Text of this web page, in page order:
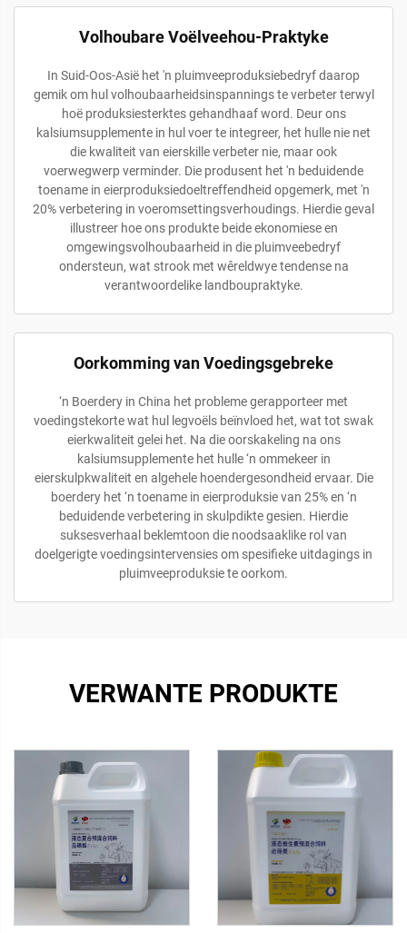
Volhoubare Voëlveehou-Praktyke
In Suid-Oos-Asië het 'n pluimveeproduksiebedryf daarop
gemik om hul volhoubaarheidsinspannings te verbeter terwyl
hoë produksiesterktes gehandhaaf word. Deur ons
kalsiumsupplemente in hul voer te integreer, het hulle nie net
die kwaliteit van eierskille verbeter nie, maar ook
voerwegwerp verminder. Die produsent het 'n beduidende
toename in eierproduksiedoeltreffendheid opgemerk, met 'n
20% verbetering in voeromsettingsverhoudings. Hierdie geval
illustreer hoe ons produkte beide ekonomiese en
omgewingsvolhoubaarheid in die pluimveebedryf
ondersteun, wat strook met wêreldwye tendense na
verantwoordelike landboupraktyke.
Oorkomming van Voedingsgebreke
‘n Boerdery in China het probleme gerapporteer met
voedingstekorte wat hul legvoëls beïnvloed het, wat tot swak
eierkwaliteit gelei het. Na die oorskakeling na ons
kalsiumsupplemente het hulle ‘n ommekeer in
eierskulpkwaliteit en algehele hoendergesondheid ervaar. Die
boerdery het ‘n toename in eierproduksie van 25% en ‘n
beduidende verbetering in skulpdikte gesien. Hierdie
suksesverhaal beklemtoon die noodsaaklike rol van
doelgerigte voedingsintervensies om spesifieke uitdagings in
pluimveeproduksie te oorkom.
VERWANTE PRODUKTE